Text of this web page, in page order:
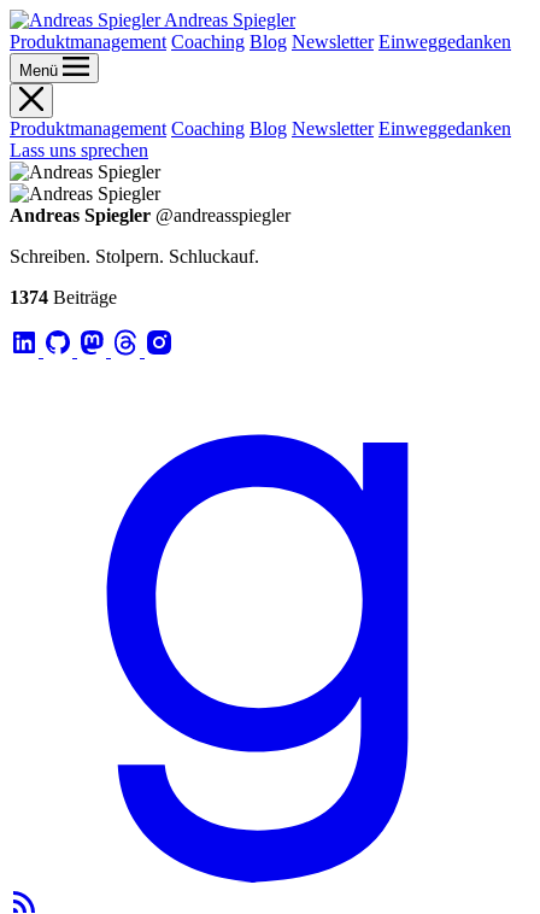
Andreas Spiegler
Produktmanagement Coaching Blog Newsletter Einweggedanken
Menü
Produktmanagement Coaching Blog Newsletter Einweggedanken
Lass uns sprechen
Andreas Spiegler @andreasspiegler
Schreiben. Stolpern. Schluckauf.
1374 Beiträge